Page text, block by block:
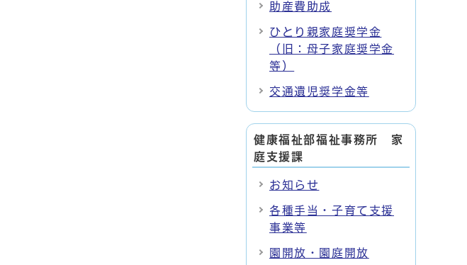
助産費助成
ひとり親家庭奨学金
（旧：母子家庭奨学金
等）
交通遺児奨学金等
健康福祉部福祉事務所 家
庭支援課
お知らせ
各種手当・子育て支援
事業等
園開放・園庭開放